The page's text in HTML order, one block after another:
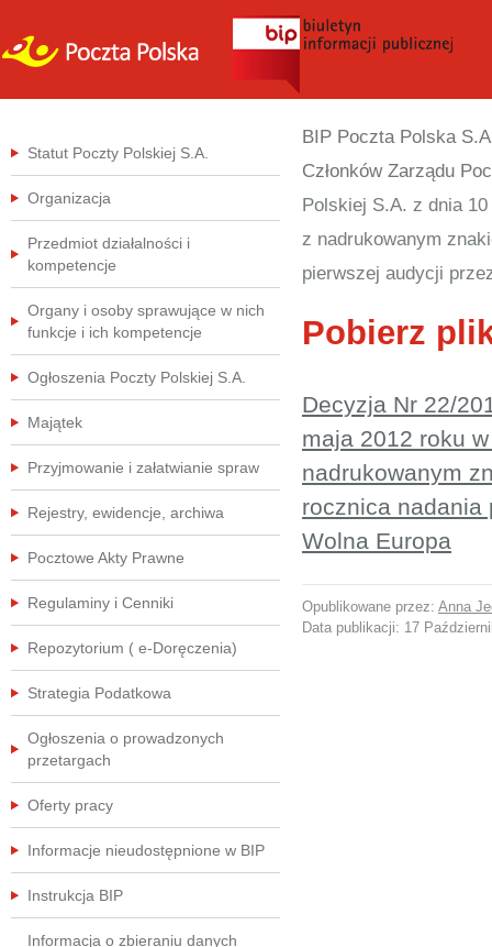
BIP Poczta Polska
Członków Zarządu
Polskiej S.A. z dnia
z nadrukowanym
pierwszej audycji
Pobierz
Decyzja Nr 22/
maja 2012 roku
nadrukowanym
rocznica nadania
Wolna Europa
Opublikowane przez: Anna
Data publikacji: 17
Statut Poczty Polskiej S.A.
Organizacja
Przedmiot działalności i
kompetencje
Organy i osoby sprawujące w nich
funkcje i ich kompetencje
Ogłoszenia Poczty Polskiej S.A.
Majątek
Przyjmowanie i załatwianie spraw
Rejestry, ewidencje, archiwa
Pocztowe Akty Prawne
Regulaminy i Cenniki
Repozytorium ( e-Doręczenia)
Strategia Podatkowa
Ogłoszenia o prowadzonych
przetargach
Oferty pracy
Informacje nieudostępnione w BIP
Instrukcja BIP
Informacja o zbieraniu danych